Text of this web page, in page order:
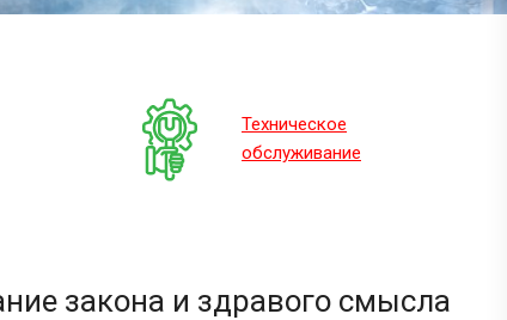
Техническое
обслуживание
закона и здравого смысла